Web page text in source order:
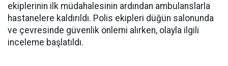
ekiplerinin ilk müdahalesinin ardından ambulanslarla
hastanelere kaldırıldı. Polis ekipleri düğün salonunda
ve çevresinde güvenlik önlemi alırken, olayla ilgili
inceleme başlatıldı.